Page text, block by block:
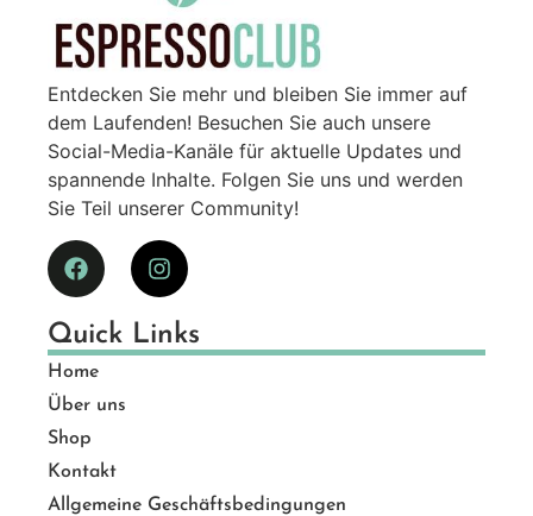
Entdecken Sie mehr und bleiben Sie immer auf
dem Laufenden! Besuchen Sie auch unsere
Social-Media-Kanäle für aktuelle Updates und
spannende Inhalte. Folgen Sie uns und werden
Sie Teil unserer Community!
Quick Links
Home
Über uns
Shop
Kontakt
Allgemeine Geschäftsbedingungen